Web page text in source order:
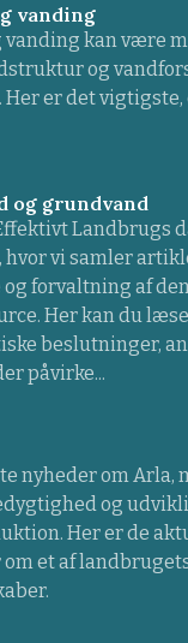
vanding
kan være
og
er det vigtigste,
og grundvand
Landbrugs
hvor vi samler
forvaltning af
Her kan du
beslutninger,
påvirke...
nyheder om Arla,
og
Her er de
om et af